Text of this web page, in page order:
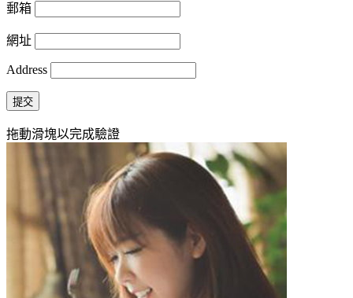
郵箱
網址
Address
提交
拖動滑塊以完成驗證